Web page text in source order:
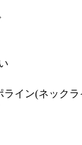
イン(ネック